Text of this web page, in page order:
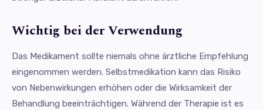
Wichtig bei der Verwendung
Das Medikament sollte niemals ohne ärztliche Empfehlung
eingenommen werden. Selbstmedikation kann das Risiko
von Nebenwirkungen erhöhen oder die Wirksamkeit der
Behandlung beeinträchtigen. Während der Therapie ist es